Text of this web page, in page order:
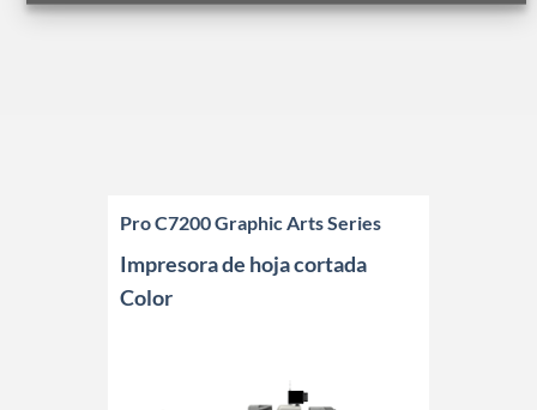
Pro C7200 Graphic Arts Series
Impresora de hoja cortada
Color